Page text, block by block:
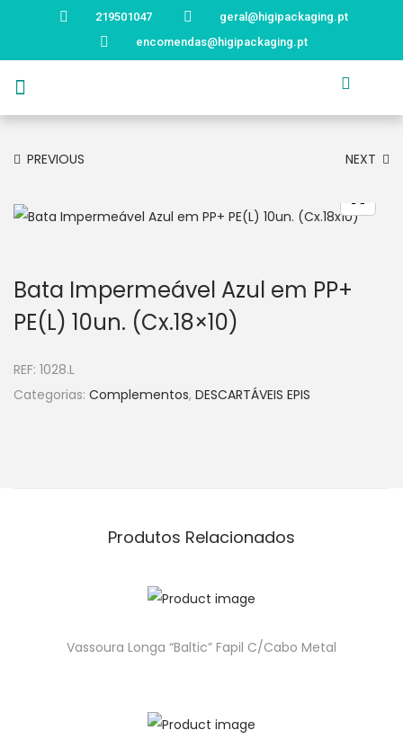
219501047
geral@higipackaging.pt
encomendas@higipackaging.pt
PREVIOUS NEXT
Bata Impermeável Azul em PP+
PE(L) 10un. (Cx.18×10)
REF: 1028.L
Categorias: Complementos, DESCARTÁVEIS EPIS
Produtos Relacionados
Vassoura Longa “Baltic” Fapil C/Cabo Metal